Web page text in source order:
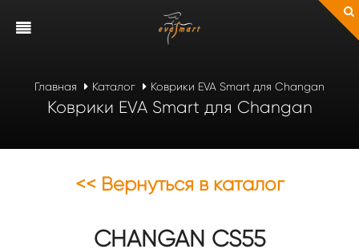
Главная Каталог Коврики EVA Smart для Changan
Коврики EVA Smart для Changan
<< Вернуться в каталог
CHANGAN CS55